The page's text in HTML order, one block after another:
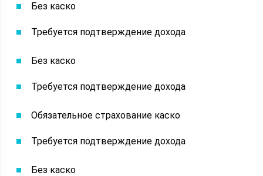
Без каско
Требуется подтверждение дохода
Без каско
Требуется подтверждение дохода
Обязательное страхование каско
Требуется подтверждение дохода
Без каско